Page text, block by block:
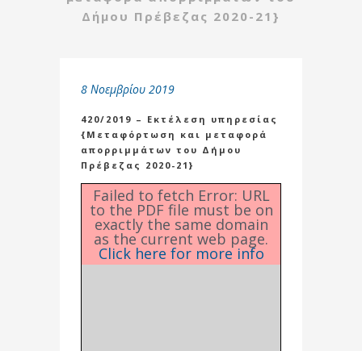
Δήμου Πρέβεζας 2020-21}
8 Νοεμβρίου 2019
420/2019 – Εκτέλεση υπηρεσίας
{Μεταφόρτωση και μεταφορά
απορριμμάτων του Δήμου
Πρέβεζας 2020-21}
Failed to fetch Error: URL
to the PDF file must be on
exactly the same domain
as the current web page.
Click here for more info